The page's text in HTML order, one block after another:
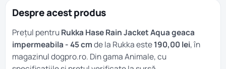
Despre acest produs
Prețul pentruRukka Hase Rain Jacket Aqua geaca
impermeabila - 45 cmde la Rukka este190,00 lei, în
magazinul dogpro.ro. Din gamaAnimale, cu